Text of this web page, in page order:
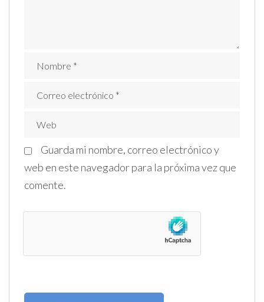
Guarda mi nombre, correo electrónico y
web en este navegador para la próxima vez que
comente.